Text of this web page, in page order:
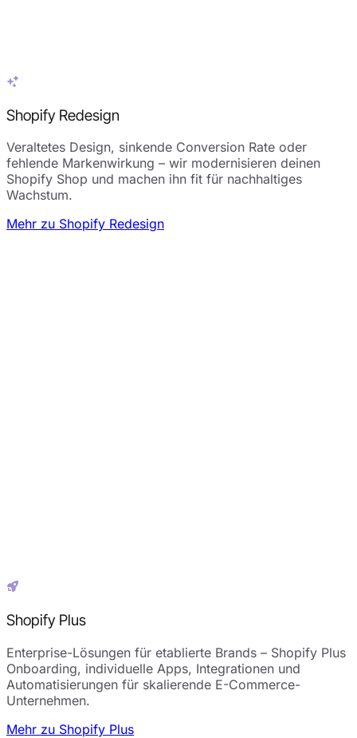
Shopify Redesign
Veraltetes Design, sinkende Conversion Rate oder
fehlende Markenwirkung – wir modernisieren deinen
Shopify Shop und machen ihn fit für nachhaltiges
Wachstum.
Mehr zu Shopify Redesign
Shopify Plus
Enterprise-Lösungen für etablierte Brands – Shopify Plus
Onboarding, individuelle Apps, Integrationen und
Automatisierungen für skalierende E-Commerce-
Unternehmen.
Mehr zu Shopify Plus